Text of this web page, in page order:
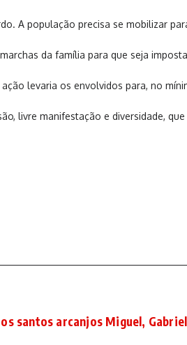
A população precisa se mobilizar
da família para que seja
levaria os envolvidos para, no
livre manifestação e diversidade,
santos arcanjos Miguel,